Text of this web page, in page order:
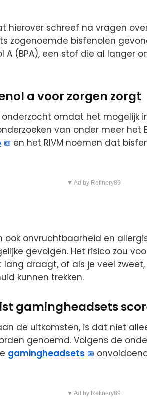
hierover schreef na vragen
zogenoemde bisfenolen
A (BPA), een stof die al langer
a voor zorgen zorgt
onderzocht omdat het mogelijk
van onder meer het
en het RIVM noemen dat
▼ Ad by Refinery89
ook onvruchtbaarheid en
gevolgen. Het risico zou
lang draagt, of als je veel
kunnen trekken.
gamingheadsets
de uitkomsten, is dat niet
genoemd. Volgens de
gamingheadsets
▼ Ad by Refinery89